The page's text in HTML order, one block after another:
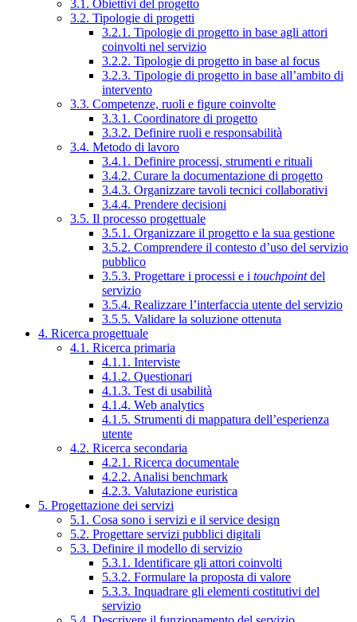
3.1. Obiettivi del progetto
3.2. Tipologie di progetti
3.2.1. Tipologie di progetto in base agli attori
coinvolti nel servizio
3.2.2. Tipologie di progetto in base al focus
3.2.3. Tipologie di progetto in base all’ambito di
intervento
3.3. Competenze, ruoli e figure coinvolte
3.3.1. Coordinatore di progetto
3.3.2. Definire ruoli e responsabilità
3.4. Metodo di lavoro
3.4.1. Definire processi, strumenti e rituali
3.4.2. Curare la documentazione di progetto
3.4.3. Organizzare tavoli tecnici collaborativi
3.4.4. Prendere decisioni
3.5. Il processo progettuale
3.5.1. Organizzare il progetto e la sua gestione
3.5.2. Comprendere il contesto d’uso del servizio
pubblico
3.5.3. Progettare i processi e i touchpointdel
servizio
3.5.4. Realizzare l’interfaccia utente del servizio
3.5.5. Validare la soluzione ottenuta
4. Ricerca progettuale
4.1. Ricerca primaria
4.1.1. Interviste
4.1.2. Questionari
4.1.3. Test di usabilità
4.1.4. Web analytics
4.1.5. Strumenti di mappatura dell’esperienza
utente
4.2. Ricerca secondaria
4.2.1. Ricerca documentale
4.2.2. Analisi benchmark
4.2.3. Valutazione euristica
5. Progettazione dei servizi
5.1. Cosa sono i servizi e il service design
5.2. Progettare servizi pubblici digitali
5.3. Definire il modello di servizio
5.3.1. Identificare gli attori coinvolti
5.3.2. Formulare la proposta di valore
5.3.3. Inquadrare gli elementi costitutivi del
servizio